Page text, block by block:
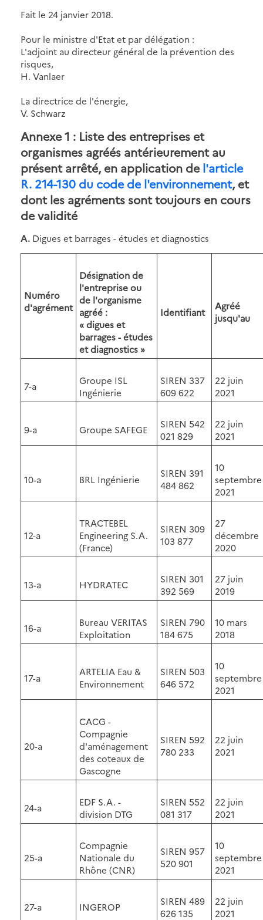
Fait le 24 janvier 2018.
Pour le ministre d'Etat et par délégation :
L'adjoint au directeur général de la prévention des
risques,
H. Vanlaer
La directrice de l'énergie,
V. Schwarz
Annexe 1 : Liste des entreprises et
organismes agréés antérieurement au
présent arrêté, en application del'article
R. 214-130 du code de l'environnement, et
dont les agréments sont toujours en cours
de validité
A. Digues et barrages - études et diagnostics
Numéro
d'agrément
Désignation de
l'entreprise ou
de l'organisme
agréé :
« digues et
barrages - études
et diagnostics »
Identifiant
Agréé
jusqu'au
7-a
Groupe ISL
Ingénierie
SIREN 337
609 622
22 juin
2021
9-a Groupe SAFEGE
SIREN 542
021 829
22 juin
2021
10-a BRL Ingénierie
SIREN 391
484 862
10
septembre
2021
12-a
TRACTEBEL
Engineering S.A.
(France)
SIREN 309
103 877
27
décembre
2020
13-a HYDRATEC
SIREN 301
392 569
27 juin
2019
16-a
Bureau VERITAS
Exploitation
SIREN 790
184 675
10 mars
2018
17-a
ARTELIA Eau &
Environnement
SIREN 503
646 572
10
septembre
2021
20-a
CACG -
Compagnie
d'aménagement
des coteaux de
Gascogne
SIREN 592
780 233
22 juin
2021
24-a
EDF S.A. -
division DTG
SIREN 552
081 317
22 juin
2021
25-a
Compagnie
Nationale du
Rhône (CNR)
SIREN 957
520 901
10
septembre
2021
27-a INGEROP
SIREN 489
626 135
22 juin
2021